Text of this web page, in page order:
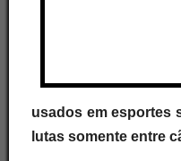
usados em esportes
lutas somente entre